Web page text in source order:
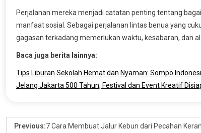
Perjalanan mereka menjadi catatan penting tentang
manfaat sosial. Sebagai perjalanan lintas benua yang
gagasan terkadang memerlukan waktu, kesabaran, dan
Baca juga berita lainnya:
Tips Liburan Sekolah Hemat dan Nyaman: Sompo
Jelang Jakarta 500 Tahun, Festival dan Event Kreatif
Previous:7 Cara Membuat Jalur Kebun dari Pecahan